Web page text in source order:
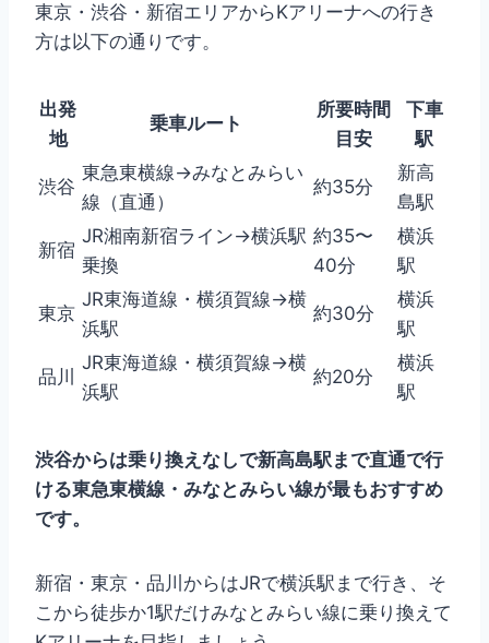
東京・渋谷・新宿エリアからKアリーナへの行き
方は以下の通りです。
出発
地
乗車ルート
所要時間
目安
下車
駅
渋谷
東急東横線→みなとみらい
線（直通）
約35分
新高
島駅
新宿
JR湘南新宿ライン→横浜駅
乗換
約35〜
40分
横浜
駅
東京
JR東海道線・横須賀線→横
浜駅
約30分
横浜
駅
品川
JR東海道線・横須賀線→横
浜駅
約20分
横浜
駅
渋谷からは乗り換えなしで新高島駅まで直通で行
ける東急東横線・みなとみらい線が最もおすすめ
です。
新宿・東京・品川からはJRで横浜駅まで行き、そ
こから徒歩か1駅だけみなとみらい線に乗り換えて